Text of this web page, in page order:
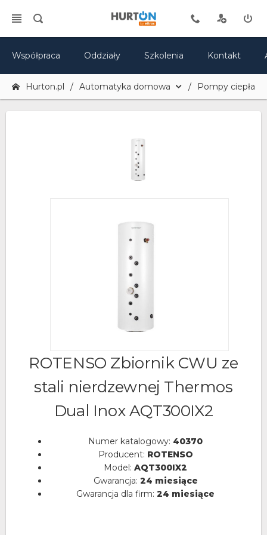
Współpraca Oddziały Szkolenia Kontakt
Hurton.pl Automatyka domowa Pompy ciepła
ROTENSO Zbiornik CWU ze
stali nierdzewnej Thermos
Dual Inox AQT300IX2
Numer katalogowy: 40370
Producent: ROTENSO
Model: AQT300IX2
Gwarancja: 24 miesiące
Gwarancja dla firm: 24 miesiące